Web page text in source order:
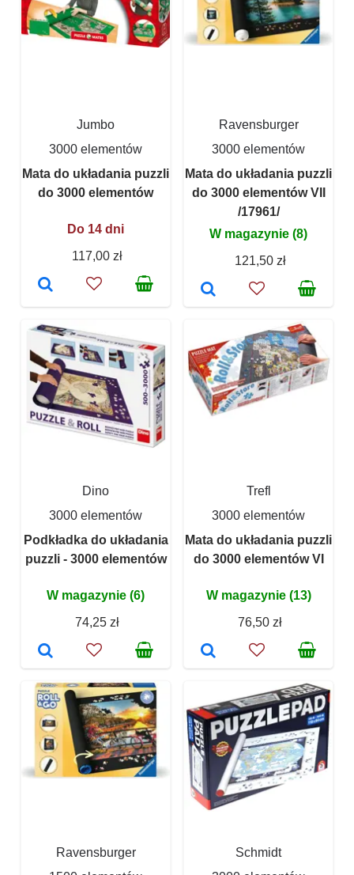
Jumbo
3000 elementów
Mata do układania puzzli
do 3000 elementów
Do 14 dni
117,00 zł
Ravensburger
3000 elementów
Mata do układania puzzli
do 3000 elementów VII
/17961/
W magazynie (8)
121,50 zł
Dino
3000 elementów
Podkładka do układania
puzzli - 3000 elementów
W magazynie (6)
74,25 zł
Trefl
3000 elementów
Mata do układania puzzli
do 3000 elementów VI
W magazynie (13)
76,50 zł
Ravensburger
Schmidt